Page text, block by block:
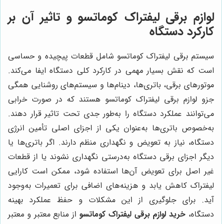
لوازم برقی لیفتراک کوماتسو و تاثیر آن بر
کارکرد دستگاه
سیستم برقی لیفتراک کوماتسو شامل قطعات پیچیده و حساسی
است که نقش بسیار مهمی در کارکرد کلی دستگاه ایفا می‌کند.
موتورهای برقی، باتری‌ها، دینام‌ها و سیستم‌های روشنایی همگی
جزو لوازم برقی لیفتراک کوماتسو هستند که در صورت خرابی
می‌توانند عملکرد دستگاه را به‌طور جدی تحت تاثیر قرار دهند.
به‌خصوص باتری‌ها به‌عنوان یکی از اجزای اصلی تأمین انرژی
دستگاه، نیاز به تعویض و نگهداری منظم دارند. اگر باتری‌ها یا
دیگر اجزای برقی دستگاه به‌درستی نگهداری نشوند یا از قطعات
غیر اصل برای تعویض آن‌ها استفاده شود، ممکن است کارایی
لیفتراک کاهش یابد و هزینه‌های اضافی برای تعمیرات به‌وجود
آید. برای جلوگیری از این مشکلات و حفظ عملکرد بهینه
دستگاه، خرید لوازم برقی لیفتراک کوماتسو از منابع معتبر و معتبر